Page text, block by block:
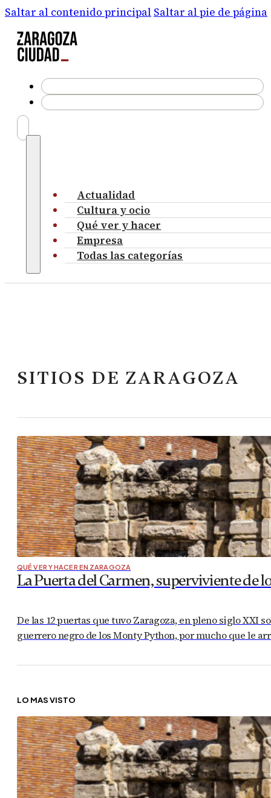
Saltar al contenido principal Saltar al pie de página
Actualidad
Cultura y ocio
Qué ver y hacer
Empresa
Todas las categorías
SITIOS DE ZARAGOZA
QUÉ VER Y HACER EN ZARAGOZA
La Puerta del Carmen, superviviente de
De las 12 puertas que tuvo Zaragoza, en pleno siglo XXI
guerrero negro de los Monty Python, por mucho que le
LO MÁS VISTO